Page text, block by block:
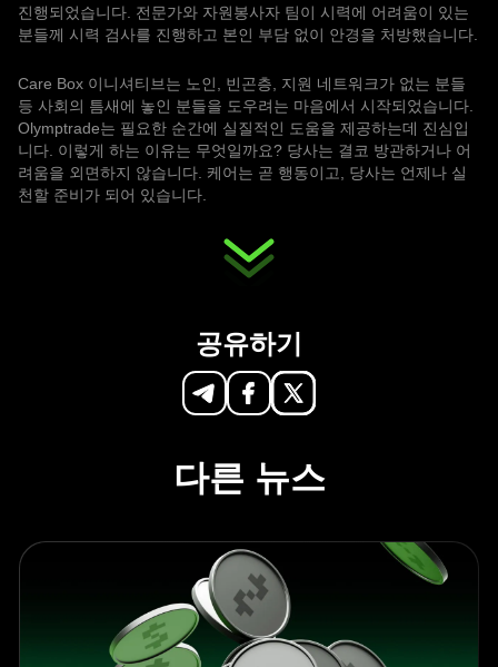
진행되었습니다. 전문가와 자원봉사자 팀이 시력에 어려움이 있는
분들께 시력 검사를 진행하고 본인 부담 없이 안경을 처방했습니다.
Care Box 이니셔티브는 노인, 빈곤층, 지원 네트워크가 없는 분들
등 사회의 틈새에 놓인 분들을 도우려는 마음에서 시작되었습니다.
Olymptrade는 필요한 순간에 실질적인 도움을 제공하는데 진심입
니다. 이렇게 하는 이유는 무엇일까요? 당사는 결코 방관하거나 어
려움을 외면하지 않습니다. 케어는 곧 행동이고, 당사는 언제나 실
천할 준비가 되어 있습니다.
공유하기
다른 뉴스